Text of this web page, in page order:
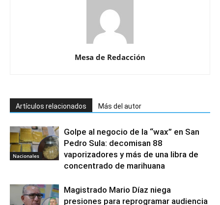
Mesa de Redacción
Artículos relacionados Más del autor
Nacionales
Golpe al negocio de la “wax” en San
Pedro Sula: decomisan 88
vaporizadores y más de una libra de
concentrado de marihuana
Magistrado Mario Díaz niega
presiones para reprogramar audiencia